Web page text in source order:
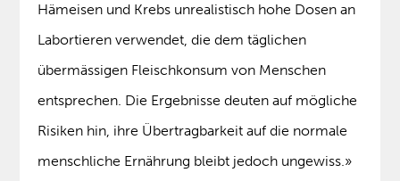
Hämeisen und Krebs unrealistisch hohe Dosen an
Labortieren verwendet, die dem täglichen
übermässigen Fleischkonsum von Menschen
entsprechen. Die Ergebnisse deuten auf mögliche
Risiken hin, ihre Übertragbarkeit auf die normale
menschliche Ernährung bleibt jedoch ungewiss.»